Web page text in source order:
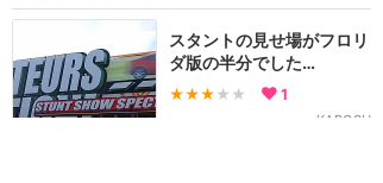
スタントの見せ場がフロリ
ダ版の半分でした…
★★★ ★★ 1
KABOSU